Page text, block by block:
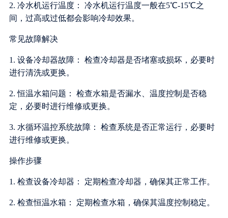
2. 冷水机运行温度： 冷水机运行温度一般在5℃-15℃之
间，过高或过低都会影响冷却效果。
常见故障解决
1. 设备冷却器故障： 检查冷却器是否堵塞或损坏，必要时
进行清洗或更换。
2. 恒温水箱问题： 检查水箱是否漏水、温度控制是否稳
定，必要时进行维修或更换。
3. 水循环温控系统故障： 检查系统是否正常运行，必要时
进行维修或更换。
操作步骤
1. 检查设备冷却器： 定期检查冷却器，确保其正常工作。
2. 检查恒温水箱： 定期检查水箱，确保其温度控制稳定。